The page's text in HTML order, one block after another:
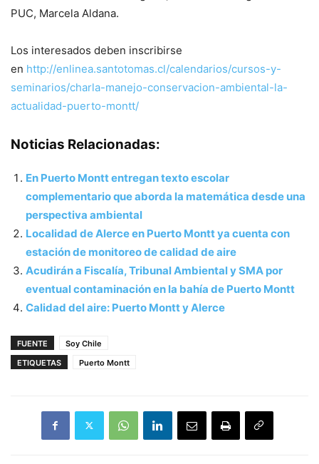
PUC, Marcela Aldana.
Los interesados deben inscribirse
en http://enlinea.santotomas.cl/calendarios/cursos-y-
seminarios/charla-manejo-conservacion-ambiental-la-
actualidad-puerto-montt/
Noticias Relacionadas:
En Puerto Montt entregan texto escolar
complementario que aborda la matemática desde una
perspectiva ambiental
Localidad de Alerce en Puerto Montt ya cuenta con
estación de monitoreo de calidad de aire
Acudirán a Fiscalía, Tribunal Ambiental y SMA por
eventual contaminación en la bahía de Puerto Montt
Calidad del aire: Puerto Montt y Alerce
FUENTE
Soy Chile
ETIQUETAS
Puerto Montt